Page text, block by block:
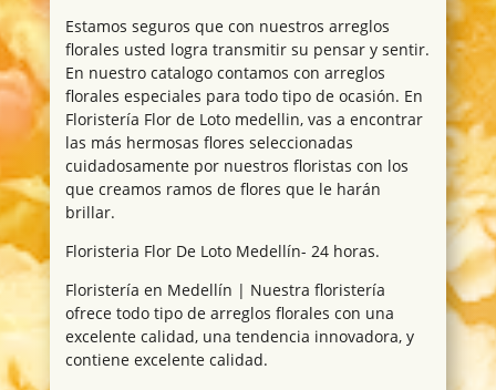
Estamos seguros que con nuestros arreglos
florales usted logra transmitir su pensar y sentir.
En nuestro catalogo contamos con arreglos
florales especiales para todo tipo de ocasión. En
Floristería Flor de Loto medellin, vas a encontrar
las más hermosas flores seleccionadas
cuidadosamente por nuestros floristas con los
que creamos ramos de flores que le harán
brillar.
Floristeria Flor De Loto Medellín- 24 horas.
Floristería en Medellín | Nuestra floristería
ofrece todo tipo de arreglos florales con una
excelente calidad, una tendencia innovadora, y
contiene excelente calidad.